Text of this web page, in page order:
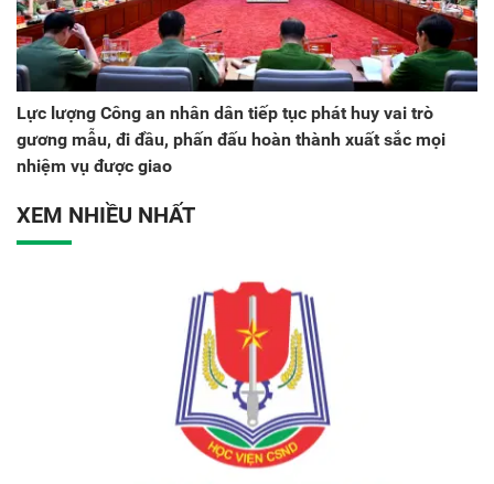
Lực lượng Công an nhân dân tiếp tục phát huy vai trò
gương mẫu, đi đầu, phấn đấu hoàn thành xuất sắc mọi
nhiệm vụ được giao
XEM NHIỀU NHẤT